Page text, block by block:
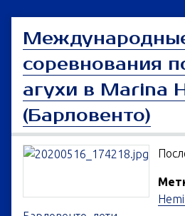
соревнования
агухи в Marina
(Барловенто)